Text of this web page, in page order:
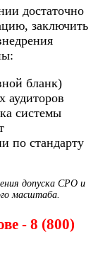
достаточно
заключить
бланк)
аудиторов
системы
по стандарту
допуска СРО и
масштаба.
- 8 (800)